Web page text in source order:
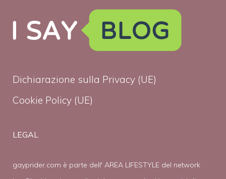
Dichiarazione sulla Privacy (UE)
Cookie Policy (UE)
LEGAL
gayprider.com è parte dell' AREA LIFESTYLE del network